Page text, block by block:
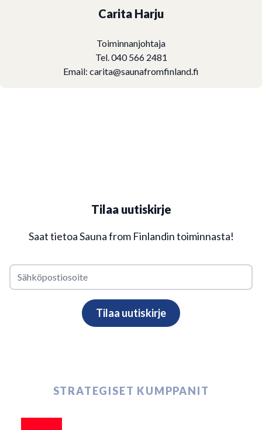
Carita Harju
Toiminnanjohtaja
Tel. 040 566 2481
Email: carita@saunafromfinland.fi
Tilaa uutiskirje
Saat tietoa Sauna from Finlandin toiminnasta!
STRATEGISET KUMPPANIT